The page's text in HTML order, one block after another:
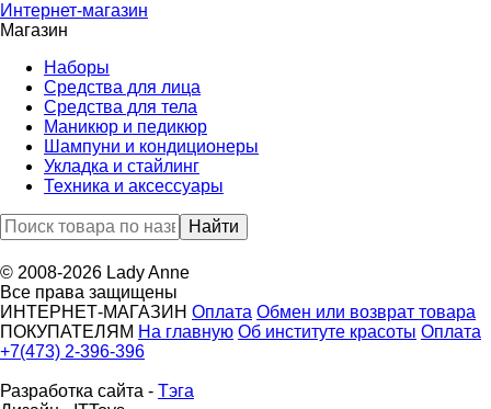
Интернет-магазин
Магазин
Наборы
Средства для лица
Средства для тела
Маникюр и педикюр
Шампуни и кондиционеры
Укладка и стайлинг
Техника и аксессуары
© 2008-2026 Lady Anne
Все права защищены
ИНТЕРНЕТ-МАГАЗИН Оплата Обмен или возврат товара
ПОКУПАТЕЛЯМ На главную Об институте красоты Оплата
+7(473) 2-396-396
Разработка сайта - Тэга